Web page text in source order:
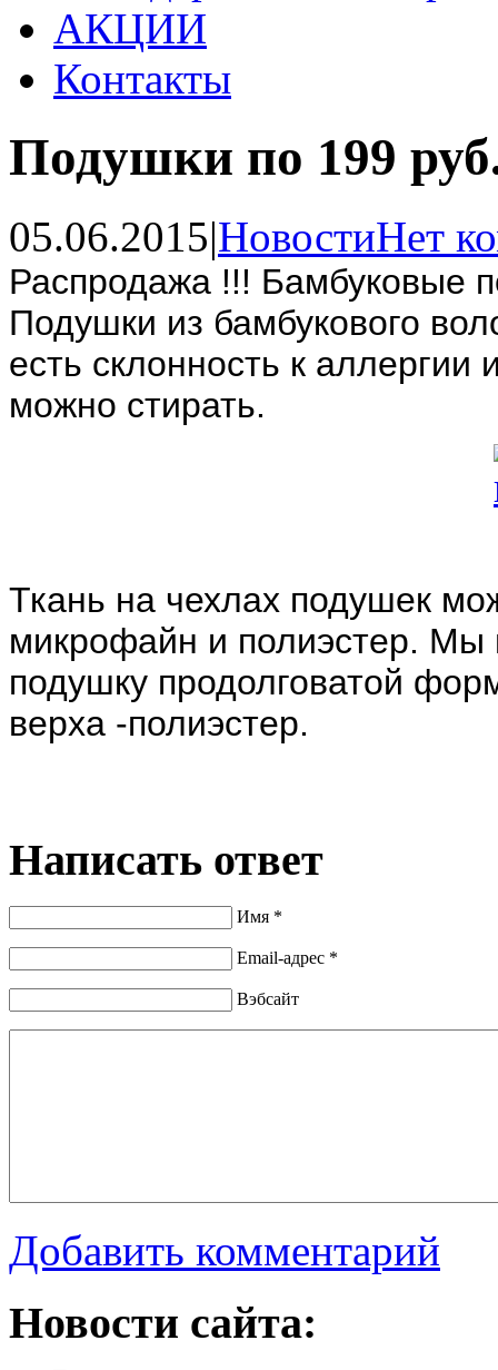
АКЦИИ
Контакты
Подушки по 199
05.06.2015|НовостиНет
Распродажа !!! Бамбуковые
Подушки из бамбукового
есть склонность к
можно стирать.
Ткань на чехлах подушек
микрофайн и полиэстер.
подушку продолговатой
верха -полиэстер.
Написать ответ
Имя *
Email-адрес *
Вэбсайт
Добавить комментарий
Новости сайта: